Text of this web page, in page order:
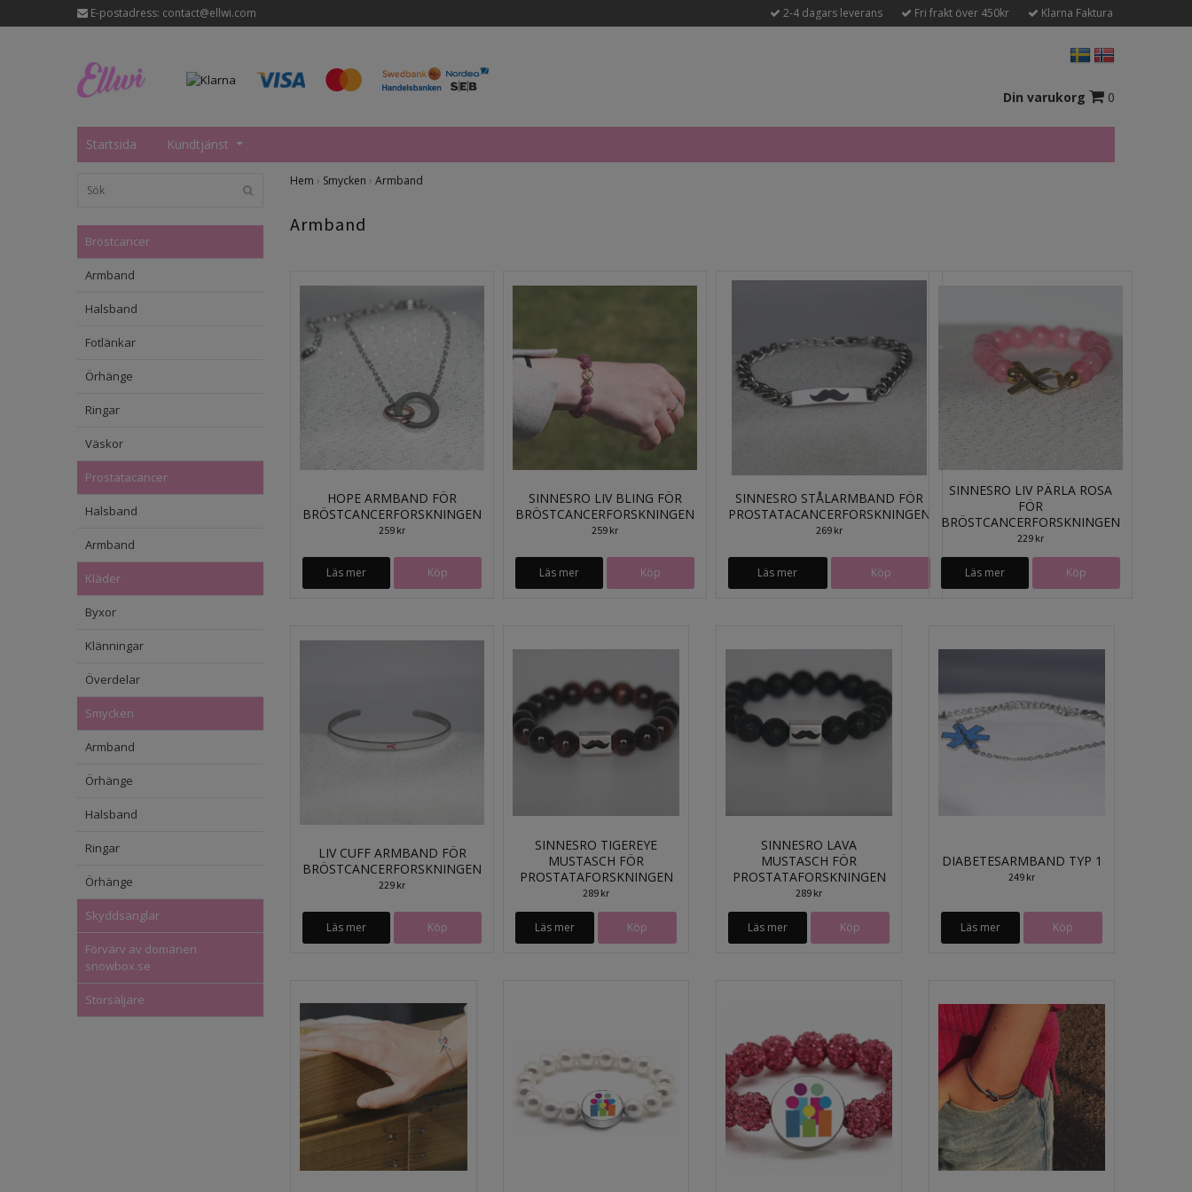
E-postadress: contact@ellwi.com 2-4 dagars leverans Fri frakt över 450kr Klarna Faktura
Din varukorg 0
Startsida Kundtjänst
Bröstcancer
Armband
Halsband
Fotlänkar
Örhänge
Ringar
Väskor
Prostatacancer
Halsband
Armband
Kläder
Byxor
Klänningar
Överdelar
Smycken
Armband
Örhänge
Halsband
Ringar
Örhänge
Skyddsänglar
Förvärv av domänen
snowbox.se
Storsäljare
Hem › Smycken › Armband
Armband
HOPE ARMBAND FÖR
BRÖSTCANCERFORSKNINGEN
259 kr
Läs mer
SINNESRO LIV BLING FÖR
BRÖSTCANCERFORSKNINGEN
259 kr
Läs mer Köp
SINNESRO STÅLARMBAND FÖR
PROSTATACANCERFORSKNINGEN
269 kr
Läs mer Köp
SINNESRO LIV PÄRLA ROSA
FÖR
BRÖSTCANCERFORSKNINGEN
229 kr
Läs mer Köp
LIV CUFF ARMBAND FÖR
BRÖSTCANCERFORSKNINGEN
229 kr
Läs mer Köp
SINNESRO TIGEREYE
MUSTASCH FÖR
PROSTATAFORSKNINGEN
289 kr
Läs mer Köp
SINNESRO LAVA
MUSTASCH FÖR
PROSTATAFORSKNINGEN
289 kr
Läs mer Köp
DIABETESARMBAND TYP 1
249 kr
Läs mer